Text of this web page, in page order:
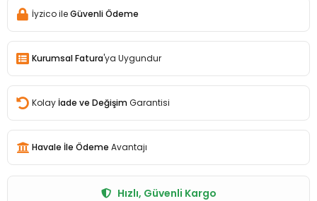
İyzico ileGüvenli Ödeme
Kurumsal Fatura'ya Uygundur
Kolay İade ve Değişim Garantisi
Havale İle Ödeme Avantajı
Hızlı, Güvenli Kargo